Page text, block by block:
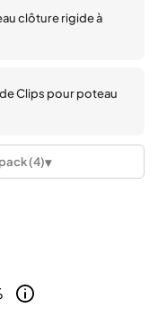
clôture rigide à
Clips pour poteau
clôture rigide,
pour poteau
(4)▾